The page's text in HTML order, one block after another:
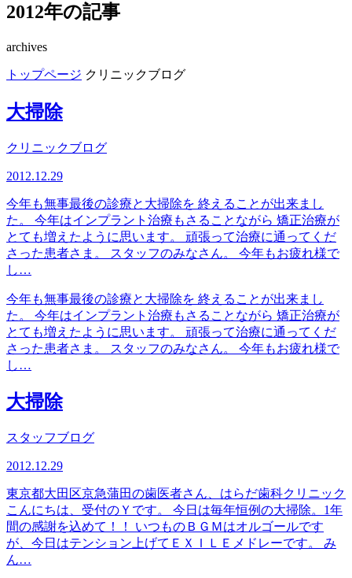
2012年の記事
archives
トップページ クリニックブログ
大掃除
クリニックブログ
2012.12.29
今年も無事最後の診療と大掃除を 終えることが出来まし
た。 今年はインプラント治療もさることながら 矯正治療が
とても増えたように思います。 頑張って治療に通ってくだ
さった患者さま。 スタッフのみなさん。 今年もお疲れ様で
し…
今年も無事最後の診療と大掃除を 終えることが出来まし
た。 今年はインプラント治療もさることながら 矯正治療が
とても増えたように思います。 頑張って治療に通ってくだ
さった患者さま。 スタッフのみなさん。 今年もお疲れ様で
し…
大掃除
スタッフブログ
2012.12.29
東京都大田区京急蒲田の歯医者さん、はらだ歯科クリニック
こんにちは、受付のＹです。 今日は毎年恒例の大掃除。1年
間の感謝を込めて！！ いつものＢＧＭはオルゴールです
が、今日はテンション上げてＥＸＩＬＥメドレーです。 み
ん…